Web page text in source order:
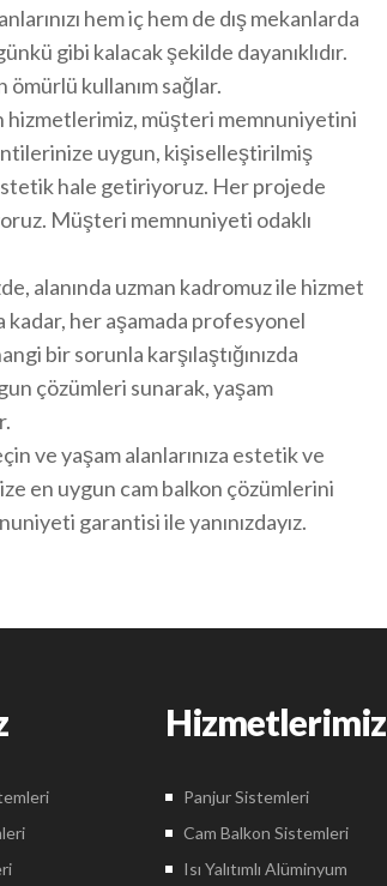
hem iç hem de dış mekanlarda
gibi kalacak şekilde dayanıklıdır.
kullanım sağlar.
hizmetlerimiz, müşteri memnuniyetini
uygun, kişiselleştirilmiş
hale getiriyoruz. Her projede
Müşteri memnuniyeti odaklı
alanında uzman kadromuz ile hizmet
kadar, her aşamada profesyonel
bir sorunla karşılaştığınızda
çözümleri sunarak, yaşam
ve yaşam alanlarınıza estetik ve
en uygun cam balkon çözümlerini
garantisi ile yanınızdayız.
Hizmetlerimiz
Panjur Sistemleri
Cam Balkon Sistemleri
Isı Yalıtımlı Alüminyum